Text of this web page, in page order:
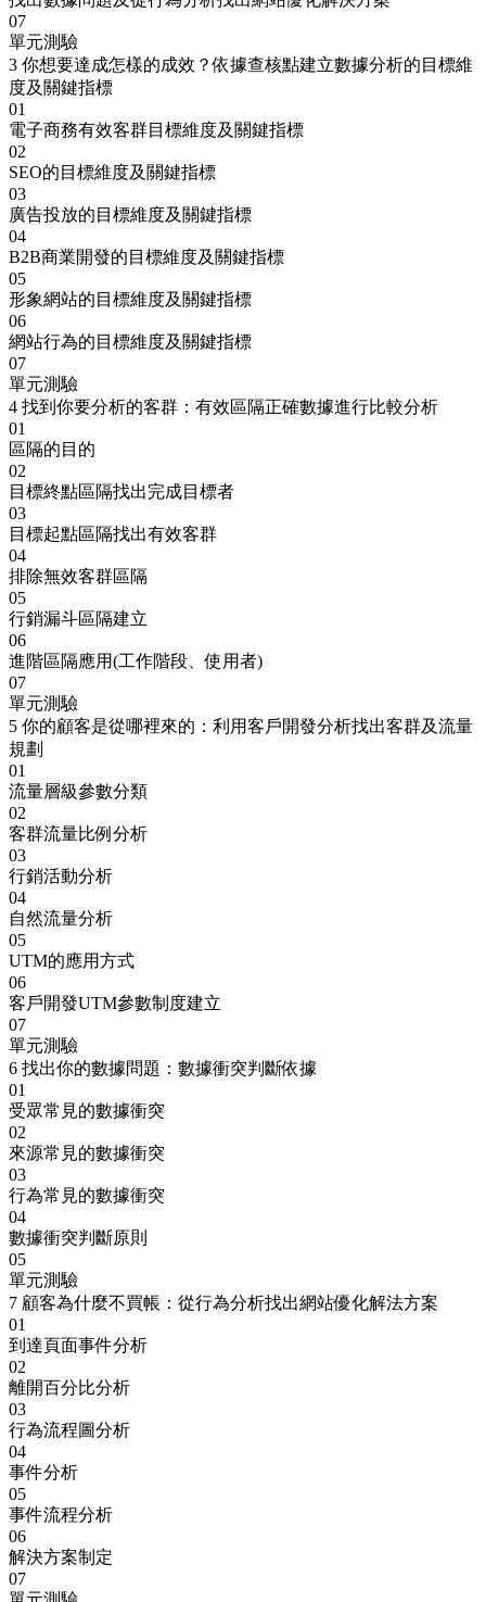
07
單元測驗
3 你想要達成怎樣的成效？依據查核點建立數據分析的目標維
度及關鍵指標
01
電子商務有效客群目標維度及關鍵指標
02
SEO的目標維度及關鍵指標
03
廣告投放的目標維度及關鍵指標
04
B2B商業開發的目標維度及關鍵指標
05
形象網站的目標維度及關鍵指標
06
網站行為的目標維度及關鍵指標
07
單元測驗
4 找到你要分析的客群：有效區隔正確數據進行比較分析
01
區隔的目的
02
目標終點區隔找出完成目標者
03
目標起點區隔找出有效客群
04
排除無效客群區隔
05
行銷漏斗區隔建立
06
進階區隔應用(工作階段、使用者)
07
單元測驗
5 你的顧客是從哪裡來的：利用客戶開發分析找出客群及流量
規劃
01
流量層級參數分類
02
客群流量比例分析
03
行銷活動分析
04
自然流量分析
05
UTM的應用方式
06
客戶開發UTM參數制度建立
07
單元測驗
6 找出你的數據問題：數據衝突判斷依據
01
受眾常見的數據衝突
02
來源常見的數據衝突
03
行為常見的數據衝突
04
數據衝突判斷原則
05
單元測驗
7 顧客為什麼不買帳：從行為分析找出網站優化解法方案
01
到達頁面事件分析
02
離開百分比分析
03
行為流程圖分析
04
事件分析
05
事件流程分析
06
解決方案制定
07